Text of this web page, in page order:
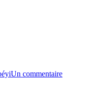
Un commentaire